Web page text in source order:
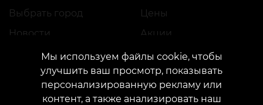
Выбрать город
Новости
Благотворительные проекты
Вакансии
Партнёрство
Цены
Акции
FAQ
Уход
Мы используем файлы cookie, чтобы
улучшить ваш просмотр, показывать
персонализированную рекламу или
контент, а также анализировать наш